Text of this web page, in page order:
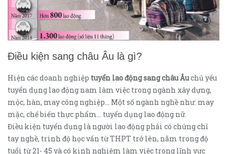
Điều kiện sang châu Âu là gì?
Hiện các doanh nghiệp tuyển lao động sang châu Âuchủ yếu
tuyển dụng lao động nam làm việc trong ngành xây dựng,
mộc, hàn, may công nghiệp… Một số ngành nghề như: may
mặc, chế biến thực phẩm… tuyển dụng lao động nữ.
Điều kiện tuyển dụng là người lao động phải có chứng chỉ
tay nghề, trình độ học vấn từ THPT trở lên, nằm trong độ
tuổi từ 21- 45 và có kinh nghiệm làm việc trong lĩnh vực